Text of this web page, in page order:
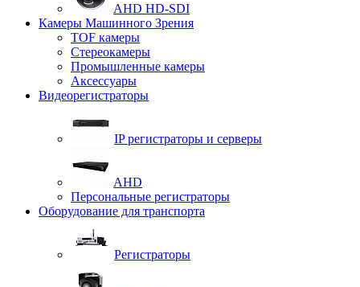
AHD HD-SDI
Камеры Машинного Зрения
TOF камеры
Стереокамеры
Промышленные камеры
Аксессуары
Видеорегистраторы
IP регистраторы и серверы
AHD
Персональные регистраторы
Оборудование для транспорта
Регистраторы